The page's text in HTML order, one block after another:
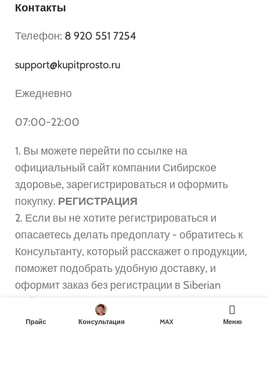
Контакты
Телефон: 8 920 551 7254
support@kupitprosto.ru
Ежедневно
07:00-22:00
1. Вы можете перейти по ссылке на
официальный сайт компании Сибирское
здоровье, зарегистрироваться и оформить
покупку. РЕГИСТРАЦИЯ
2. Если вы не хотите регистрироваться и
опасаетесь делать предоплату - обратитесь к
Консультанту, который расскажет о продукции,
поможет подобрать удобную доставку, и
оформит заказ без регистрации в Siberian
Wellness.
Прайс Консультация MAX Меню